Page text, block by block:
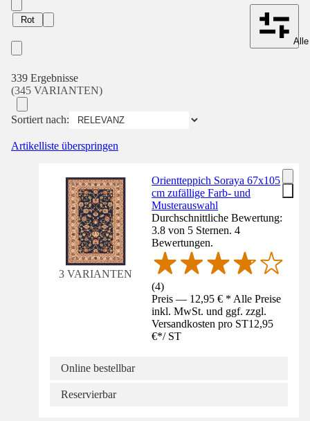
Rot
339 Ergebnisse
(345 VARIANTEN)
Sortiert nach:
Artikelliste überspringen
3 VARIANTEN
Orientteppich Soraya 67x105
cm zufällige Farb- und
Musterauswahl
Durchschnittliche Bewertung:
3.8 von 5 Sternen. 4
Bewertungen.
(4)
Preis — 12,95 € * Alle Preise
inkl. MwSt. und ggf. zzgl.
Versandkosten pro ST12,95
€*/ ST
Online bestellbar
Reservierbar